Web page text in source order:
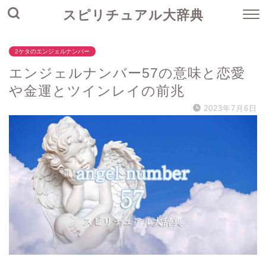
スピリチュアル大辞典
2ケタのエンジェルナンバー
エンジェルナンバー57の意味と恋愛
や金運とツインレイの前兆
2023年7月6日